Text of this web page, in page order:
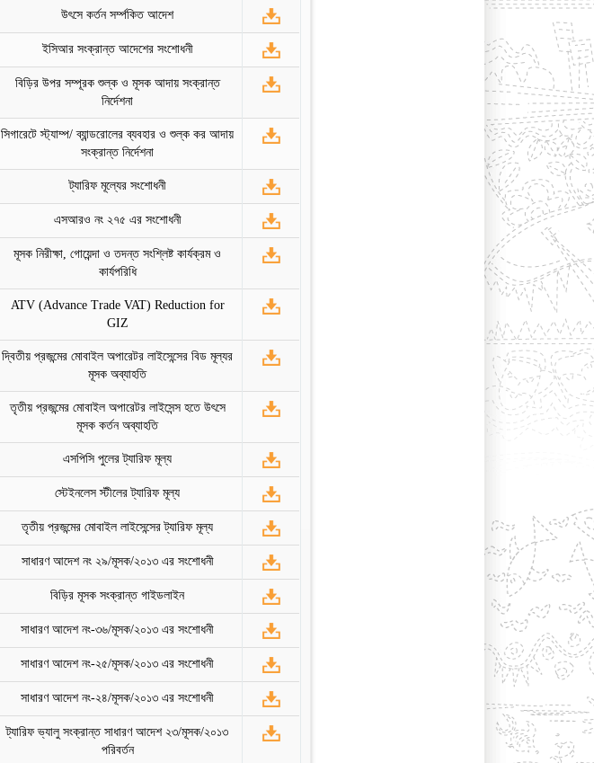
উৎসে কর্তন সর্ম্পকিত আদেশ
ইসিআর সংক্রান্ত আদেশের সংশোধনী
বিড়ির উপর সম্পূরক শুল্ক ও মূসক আদায় সংক্রান্ত
নির্দেশনা
সিগারেটে স্ট্যাম্প/ ব্যান্ডরোলের ব্যবহার ও শুল্ক কর আদায়
সংক্রান্ত নির্দেশনা
ট্যারিফ মূল্যের সংশোধনী
এসআরও নং ২৭৫ এর সংশোধনী
মূসক নিরীক্ষা, গোয়েন্দা ও তদন্ত সংশ্লিষ্ট কার্যক্রম ও
কার্যপরিধি
ATV (Advance Trade VAT) Reduction for
GIZ
দ্বিতীয় প্রজন্মের মোবাইল অপারেটর লাইসেন্সের বিড মূল্যর
মূসক অব্যাহতি
তৃতীয় প্রজন্মের মোবাইল অপারেটর লাইসেন্স হতে উৎসে
মূসক কর্তন অব্যাহতি
এসপিসি পুলের ট্যারিফ মূল্য
স্টেইনলেস স্টীলের ট্যারিফ মূল্য
তৃতীয় প্রজন্মের মোবাইল লাইসেন্সের ট্যারিফ মূল্য
সাধারণ আদেশ নং ২৯/মূসক/২০১৩ এর সংশোধনী
বিড়ির মূসক সংক্রান্ত গাইডলাইন
সাধারণ আদেশ নং-৩৬/মূসক/২০১৩ এর সংশোধনী
সাধারণ আদেশ নং-২৫/মূসক/২০১৩ এর সংশোধনী
সাধারণ আদেশ নং-২৪/মূসক/২০১৩ এর সংশোধনী
ট্যারিফ ভ্যালু সংক্রান্ত সাধারণ আদেশ ২৩/মূসক/২০১৩
পরিবর্তন